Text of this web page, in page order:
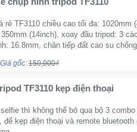
rẻ TF3110 chiều cao tối đa: 1020mm
(14inch), xoay đầu tripod: 3
16.8mm, chân tiếp đất cao su
Giá gốc: 150,000₫
TF3110 kẹp điện thoại
thì không thể bỏ qua bộ 3 combo
đế kẹp điện thoại và remote bluetooth